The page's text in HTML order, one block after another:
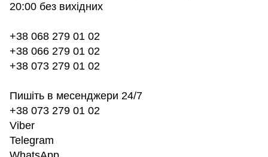
20:00 без вихідних
+38 068 279 01 02
+38 066 279 01 02
+38 073 279 01 02
Пишіть в месенджери 24/7
+38 073 279 01 02
Viber
Telegram